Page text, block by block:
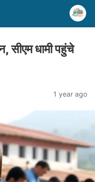
सीएम धामी पहुंचे
1 year ago